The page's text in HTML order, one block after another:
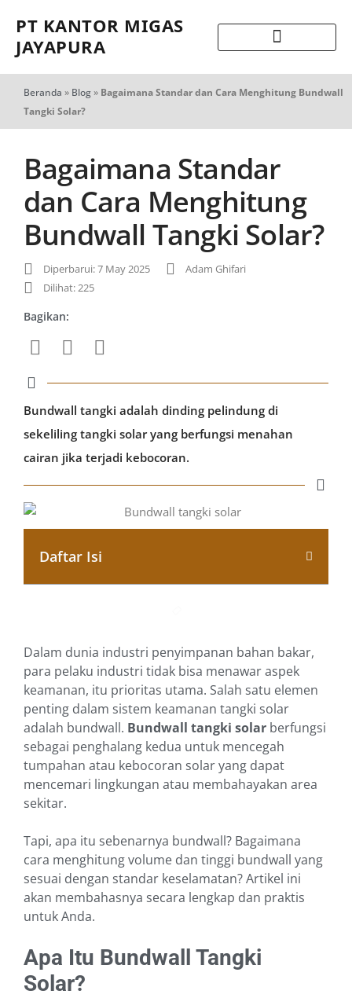
PT KANTOR MIGAS
JAYAPURA
Beranda » Blog» Bagaimana Standar dan Cara Menghitung Bundwall
Tangki Solar?
Bagaimana Standar
dan Cara Menghitung
Bundwall Tangki Solar?
Diperbarui: 7 May 2025
Adam Ghifari
Dilihat: 225
Bagikan:
Bundwall tangki adalah dinding pelindung di
sekeliling tangki solar yang berfungsi menahan
cairan jika terjadi kebocoran.
Daftar Isi
Dalam dunia industri penyimpanan bahan bakar,
para pelaku industri tidak bisa menawar aspek
keamanan, itu prioritas utama. Salah satu elemen
penting dalam sistem keamanan tangki solar
adalah bundwall. Bundwall tangki solar berfungsi
sebagai penghalang kedua untuk mencegah
tumpahan atau kebocoran solar yang dapat
mencemari lingkungan atau membahayakan area
sekitar.
Tapi, apa itu sebenarnya bundwall? Bagaimana
cara menghitung volume dan tinggi bundwall yang
sesuai dengan standar keselamatan? Artikel ini
akan membahasnya secara lengkap dan praktis
untuk Anda.
Apa Itu Bundwall Tangki
Solar?